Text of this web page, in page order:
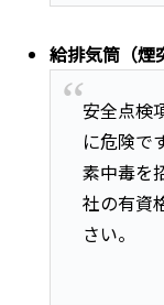
給排気筒（煙
安全点検
に危険で
素中毒を
社の有資
さい。